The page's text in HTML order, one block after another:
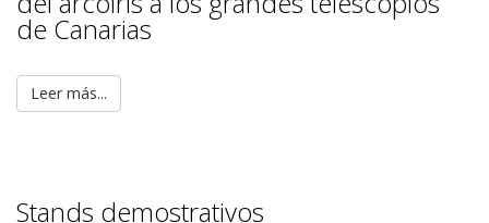
de Canarias
Leer más...
Stands demostrativos